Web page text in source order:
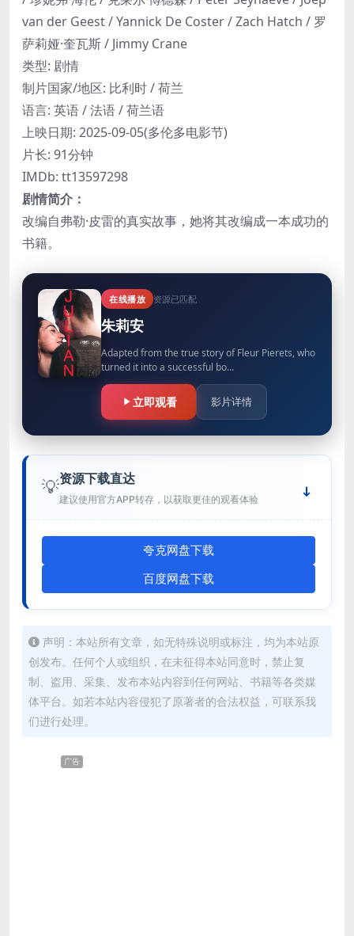
van der Geest / Yannick De Coster / Zach Hatch / 罗
萨莉娅·奎瓦斯 / Jimmy Crane
类型: 剧情
制片国家/地区: 比利时 / 荷兰
语言: 英语 / 法语 / 荷兰语
上映日期: 2025-09-05(多伦多电影节)
片长: 91分钟
IMDb: tt13597298
剧情简介：
改编自弗勒·皮雷的真实故事，她将其改编成一本成功的
书籍。
在线播放 资源已匹配
朱莉安
Adapted from the true story of Fleur Pierets, who
turned it into a successful bo…
立即观看 影片详情
💡资源下载直达
建议使用官方APP转存，以获取更佳的观看体验
夸克网盘下载
百度网盘下载
声明：本站所有文章，如无特殊说明或标注，均为本站原
创发布。任何个人或组织，在未征得本站同意时，禁止复
制、盗用、采集、发布本站内容到任何网站、书籍等各类媒
体平台。如若本站内容侵犯了原著者的合法权益，可联系我
们进行处理。
广告